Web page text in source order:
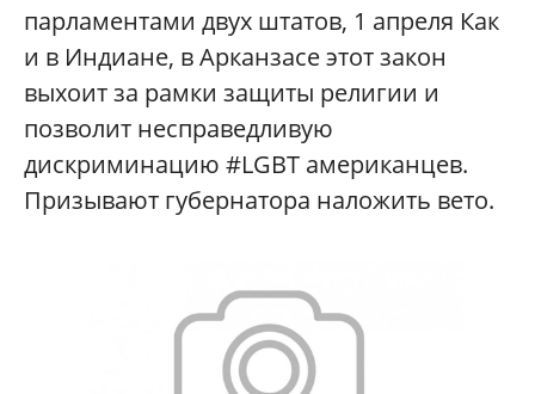
парламентами двух штатов, 1 апреля Как
и в Индиане, в Арканзасе этот закон
выхоит за рамки защиты религии и
позволит несправедливую
дискриминацию #LGBT американцев.
Призывают губернатора наложить вето.